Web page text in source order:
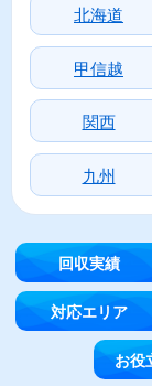
北海道
甲信越
関西
九州
回収実績
対応エリア
お役